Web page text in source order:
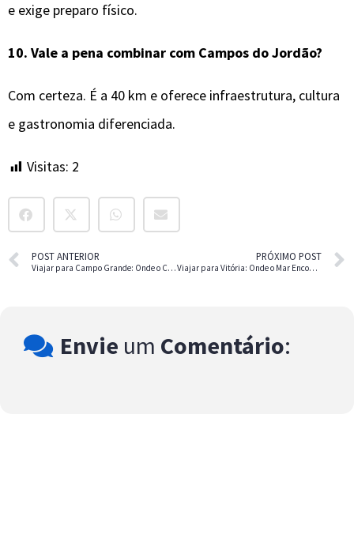
e exige preparo físico.
10. Vale a pena combinar com Campos do Jordão?
Com certeza. É a 40 km e oferece infraestrutura, cultura
e gastronomia diferenciada.
Visitas: 2
POST ANTERIOR
Viajar para Campo Grande: Onde o Centro-Oeste Encanta
PRÓXIMO POST
Viajar para Vitória: Onde o Mar Encontra a Montanha
Envie um Comentário: